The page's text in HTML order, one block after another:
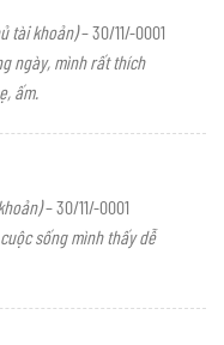
tài khoản)–30/11/-0001
ngày, mình rất thích
ấm.
–30/11/-0001
sống mình thấy dễ